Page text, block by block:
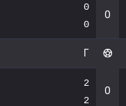
0
0
0
Г
2
2
0